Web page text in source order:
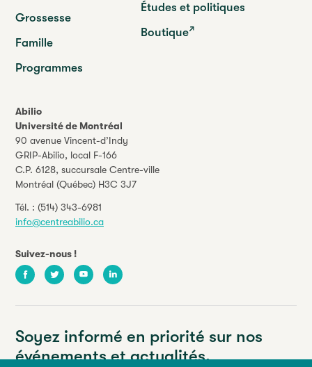
Abilio
Université de Montréal
90 avenue Vincent-d’Indy
GRIP-Abilio, local F-166
C.P. 6128, succursale Centre-ville
Montréal (Québec) H3C 3J7
Tél. : (514) 343-6981
info@centreabilio.ca
Suivez-nous !
FacebookTwitter YoutubeLinkedIn
Grossesse
Famille
Programmes
Études et politiques
Boutique
Soyez informé en priorité sur nos
événements et actualités.